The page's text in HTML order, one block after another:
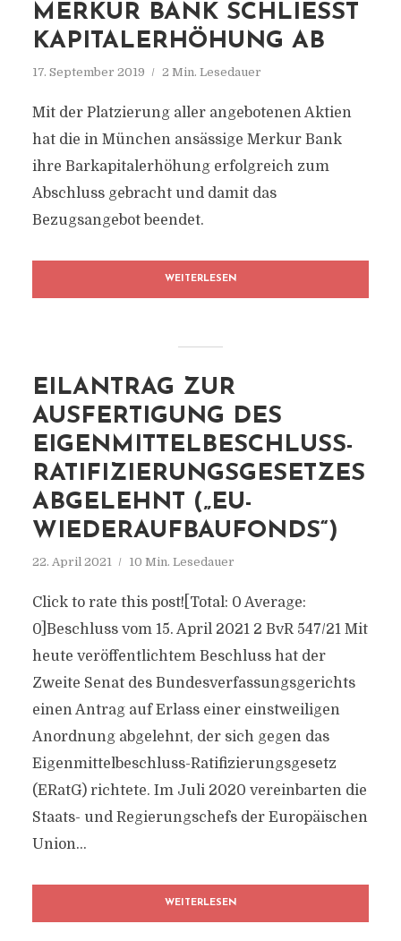
MERKUR BANK SCHLIESST K
APITALERHÖHUNG AB
17. September 2019 2 Min. Lesedauer
Mit der Platzierung aller angebotenen Aktien
hat die in München ansässige Merkur Bank
ihre Barkapitalerhöhung erfolgreich zum
Abschluss gebracht und damit das
Bezugsangebot beendet.
WEITERLESEN
EILANTRAG ZUR
AUSFERTIGUNG DES
EIGENMITTELBESCHLUSS-
RATIFIZIERUNGSGESETZES
ABGELEHNT („EU-
WIEDERAUFBAUFONDS“)
22. April 2021 10 Min. Lesedauer
Click to rate this post![Total: 0 Average:
0]Beschluss vom 15. April 2021 2 BvR 547/21 Mit
heute veröffentlichtem Beschluss hat der
Zweite Senat des Bundesverfassungsgerichts
einen Antrag auf Erlass einer einstweiligen
Anordnung abgelehnt, der sich gegen das
Eigenmittelbeschluss-Ratifizierungsgesetz
(ERatG) richtete. Im Juli 2020 vereinbarten die
Staats- und Regierungschefs der Europäischen
Union...
WEITERLESEN